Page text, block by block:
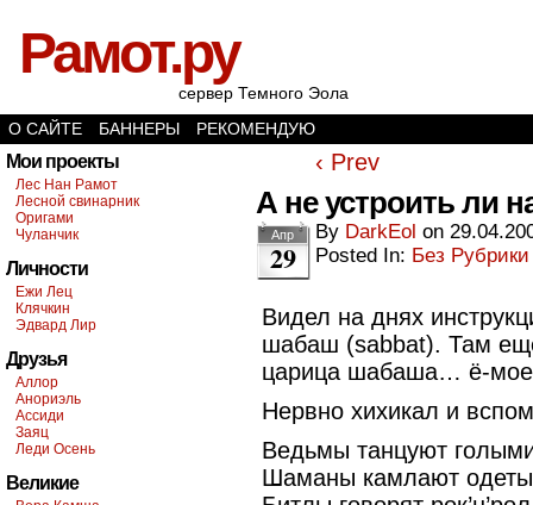
Рамот.ру
сервер Темного Эола
О САЙТЕ
БАННЕРЫ РЕКОМЕНДУЮ
Мои проекты
Лес Нан Рамот
Лесной свинарник
Оригами
Чуланчик
Личности
Ежи Лец
Клячкин
Эдвард Лир
Друзья
Аллор
Анориэль
Ассиди
Заяц
Леди Осень
Великие
‹ Prev
А не устроить ли
Апр
29
By DarkEol on
Posted In: Без Рубрики
Видел на днях
шабаш (sabbat). Там
царица шабаша… ё-мое,
Нервно хихикал и
Ведьмы танцуют
Шаманы камлают